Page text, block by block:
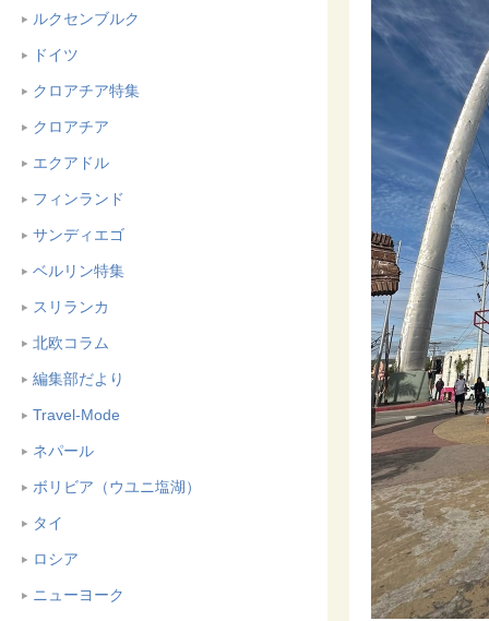
ルクセンブルク
ドイツ
クロアチア特集
クロアチア
エクアドル
フィンランド
サンディエゴ
ベルリン特集
スリランカ
北欧コラム
編集部だより
Travel-Mode
ネパール
ボリビア（ウユニ塩湖）
タイ
ロシア
ニューヨーク